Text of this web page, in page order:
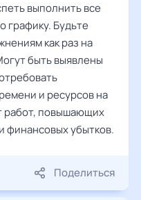
выполнить все
графику. Будьте
как раз на
быть выявлены
и ресурсов на
работ, повышающих
финансовых убытков.
Поделиться